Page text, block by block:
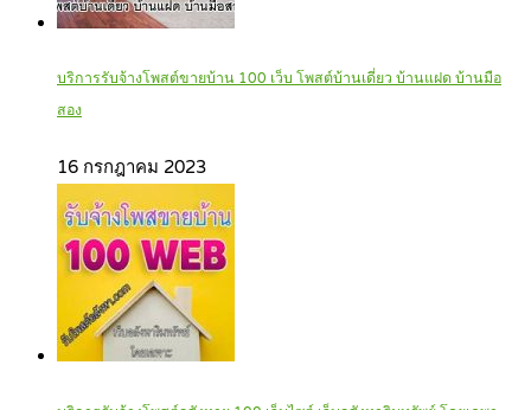
บริการรับจ้างโพสต์ขายบ้าน 100 เว็บ โพสต์บ้านเดี่ยว บ้านแฝด บ้านมือ
สอง
16 กรกฎาคม 2023